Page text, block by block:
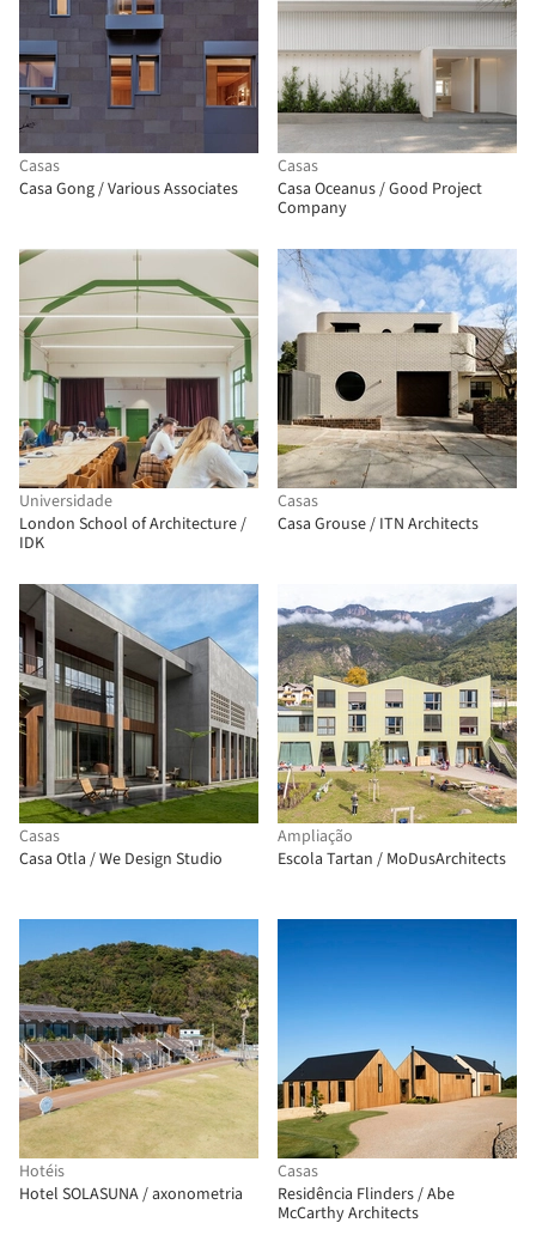
Casas
Casa Gong / Various Associates
Casas
Casa Oceanus / Good Project
Company
Universidade
London School of Architecture /
IDK
Casas
Casa Grouse / ITN Architects
Casas
Casa Otla / We Design Studio
Ampliação
Escola Tartan / MoDusArchitects
Hotéis
Hotel SOLASUNA / axonometria
Casas
Residência Flinders / Abe
McCarthy Architects